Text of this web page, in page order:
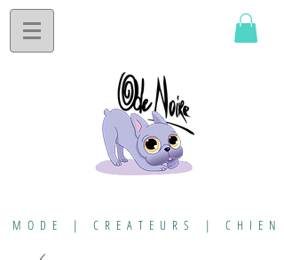
MODE | CREATEURS | CHIEN